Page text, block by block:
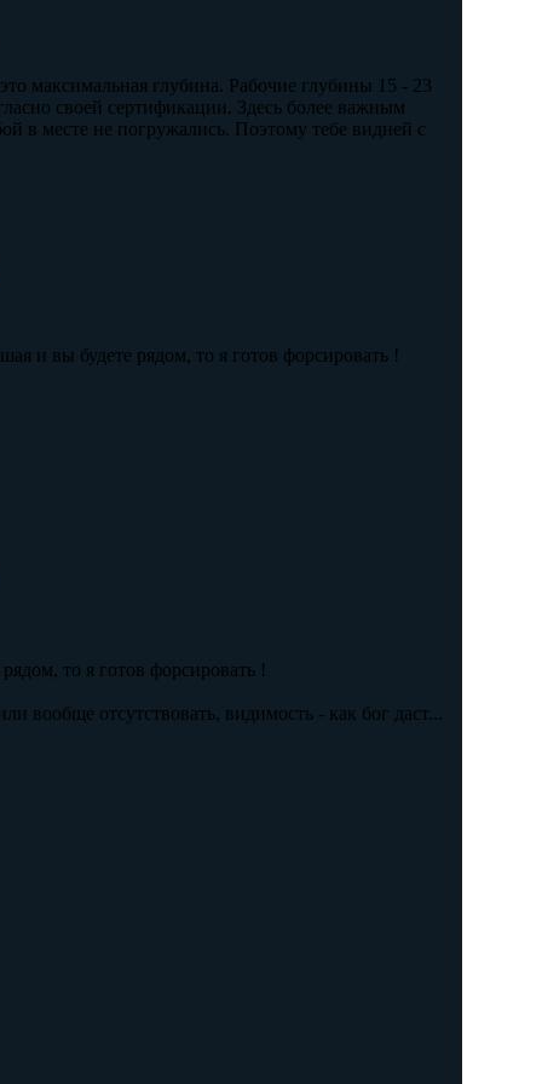
максимальная глубина. Рабочие глубины 15 - 23
своей сертификации. Здесь более важным
в месте не погружались. Поэтому тебе видней с
и вы будете рядом, то я готов форсировать !
то я готов форсировать !
вообще отсутствовать, видимость - как бог даст...